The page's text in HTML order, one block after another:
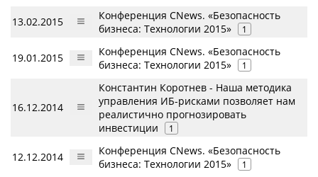
13.02.2015
Конференция CNews. «Безопасность
бизнеса: Технологии 2015»
1
19.01.2015
Конференция CNews. «Безопасность
бизнеса: Технологии 2015»
1
16.12.2014
Константин Коротнев - Наша методика
управления ИБ-рисками позволяет нам
реалистично прогнозировать
инвестиции
1
12.12.2014
Конференция CNews. «Безопасность
бизнеса: Технологии 2015»
1